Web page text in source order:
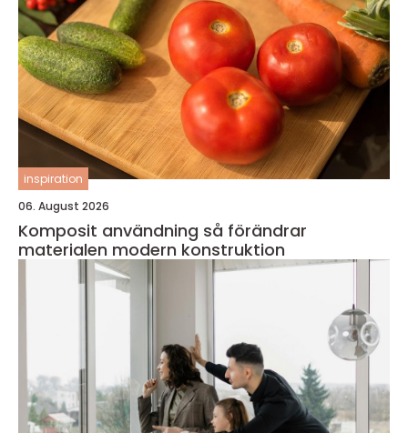
inspiration
06. August 2026
Komposit användning så förändrar
materialen modern konstruktion